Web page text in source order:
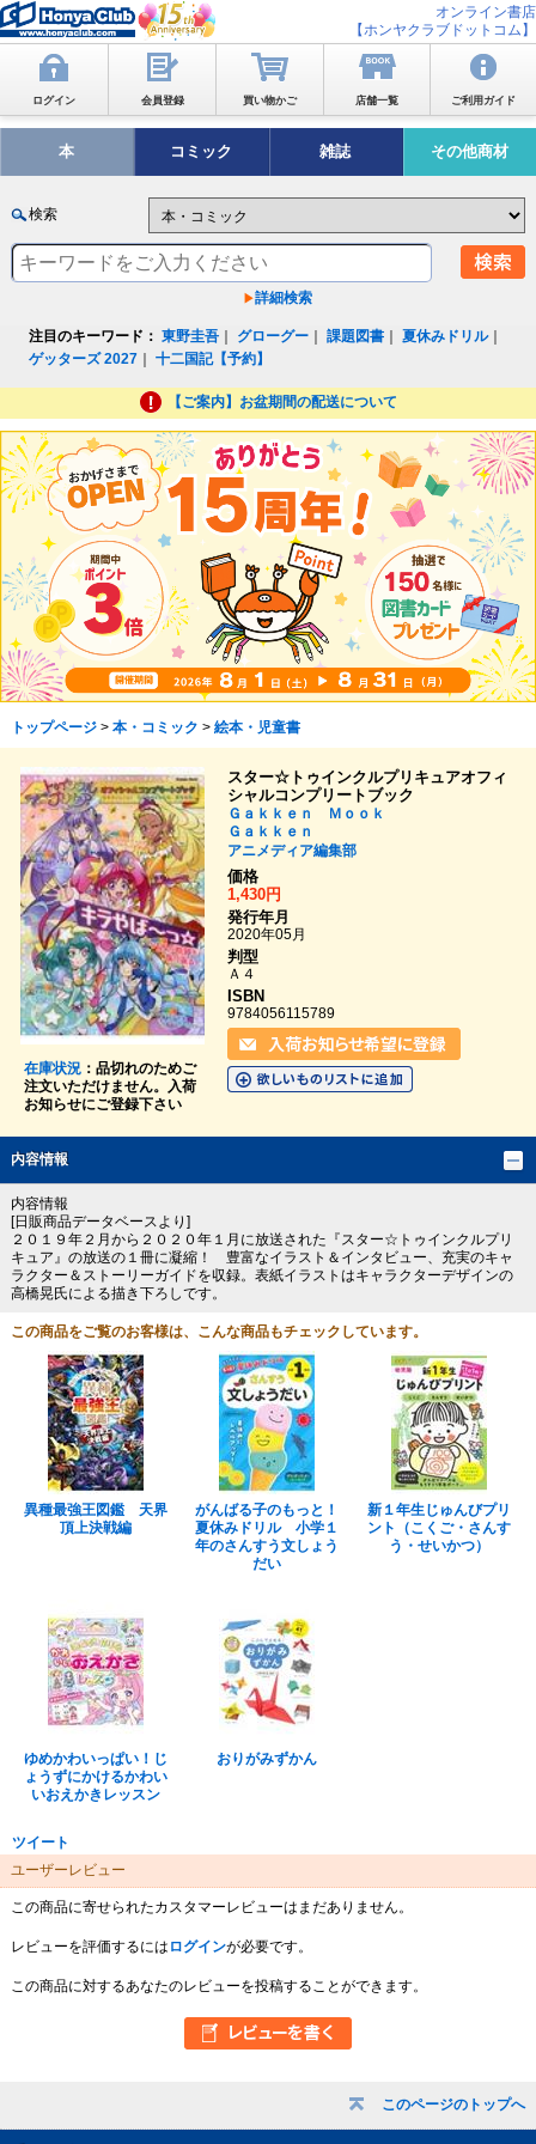
オンライン書店
【ホンヤクラブドットコム】
ログイン 会員登録 買い物かご 店舗一覧 ご利用ガイド
本 コミック 雑誌 その他商材
検索
詳細検索
注目のキーワード： 東野圭吾 グローグー ｜課題図書 ｜夏休みドリル｜
ゲッターズ 2027 ｜十二国記【予約】
【ご案内】お盆期間の配送について
このページのトップへ
トップページ> 本・コミック > 絵本・児童書
在庫状況：品切れのためご
注文いただけません。入荷
お知らせにご登録下さい
スター☆トゥインクルプリキュアオフィ
シャルコンプリートブック
Ｇａｋｋｅｎ Ｍｏｏｋ
Ｇａｋｋｅｎ
アニメディア編集部
価格
1,430円
発行年月
2020年05月
判型
Ａ４
ISBN
9784056115789
内容情報
内容情報
[日販商品データベースより]
２０１９年２月から２０２０年１月に放送された『スター☆トゥインクルプリ
キュア』の放送の１冊に凝縮！ 豊富なイラスト＆インタビュー、充実のキャ
ラクター＆ストーリーガイドを収録。表紙イラストはキャラクターデザインの
高橋晃氏による描き下ろしです。
この商品をご覧のお客様は、こんな商品もチェックしています。
異種最強王図鑑 天界
頂上決戦編
がんばる子のもっと！
夏休みドリル 小学１
年のさんすう文しょう
だい
新１年生じゅんびプリ
ント（こくご・さんす
う・せいかつ）
ゆめかわいっぱい！じ
ょうずにかけるかわい
いおえかきレッスン
おりがみずかん
ツイート
ユーザーレビュー
この商品に寄せられたカスタマーレビューはまだありません。
レビューを評価するには ログインが必要です。
この商品に対するあなたのレビューを投稿することができます。